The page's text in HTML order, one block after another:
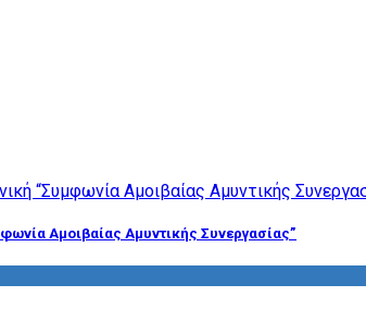
Αμοιβαίας Αμυντικής Συνεργασίας”